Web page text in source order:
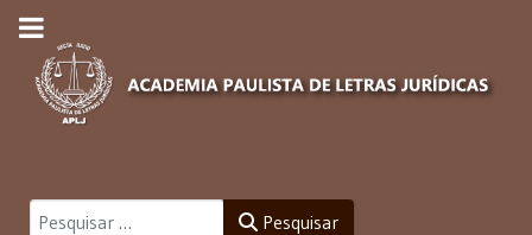
Pesquisar Pesquisar